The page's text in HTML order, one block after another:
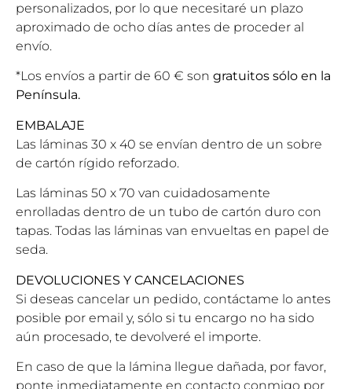
personalizados, por lo que necesitaré un plazo
aproximado de ocho días antes de proceder al
envío.
*Los envíos a partir de 60 € son gratuitos sólo en la
Península.
EMBALAJE
Las láminas 30 x 40 se envían dentro de un sobre
de cartón rígido reforzado.
Las láminas 50 x 70 van cuidadosamente
enrolladas dentro de un tubo de cartón duro con
tapas. Todas las láminas van envueltas en papel de
seda.
DEVOLUCIONES Y CANCELACIONES
Si deseas cancelar un pedido, contáctame lo antes
posible por email y, sólo si tu encargo no ha sido
aún procesado, te devolveré el importe.
En caso de que la lámina llegue dañada, por favor,
ponte inmediatamente en contacto conmigo por